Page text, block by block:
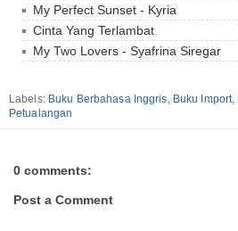
My Perfect Sunset - Kyria
Cinta Yang Terlambat
My Two Lovers - Syafrina Siregar
Labels: Buku Berbahasa Inggris, Buku Import,
Petualangan
0 comments:
Post a Comment